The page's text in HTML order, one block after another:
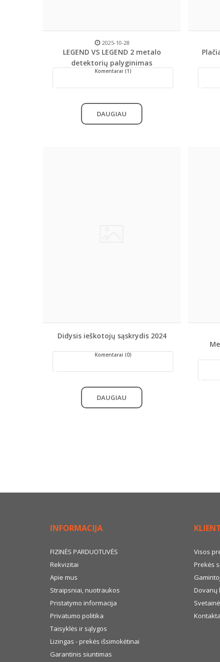
2025-10-28
LEGEND VS LEGEND 2 metalo
detektorių palyginimas
Komentarai (1)
DAUGIAU
Didysis ieškotojų sąskrydis 2024
Komentarai (0)
DAUGIAU
INFORMACIJA
FIZINĖS PARDUOTUVĖS
Rekvizitai
Apie mus
Straipsniai, nuotraukos
Pristatymo informacija
Privatumo politika
Taisyklės ir sąlygos
Lizingas - prekės išsimokėtinai
Garantinis siuntimas
Visos
Prekės
Dovanų